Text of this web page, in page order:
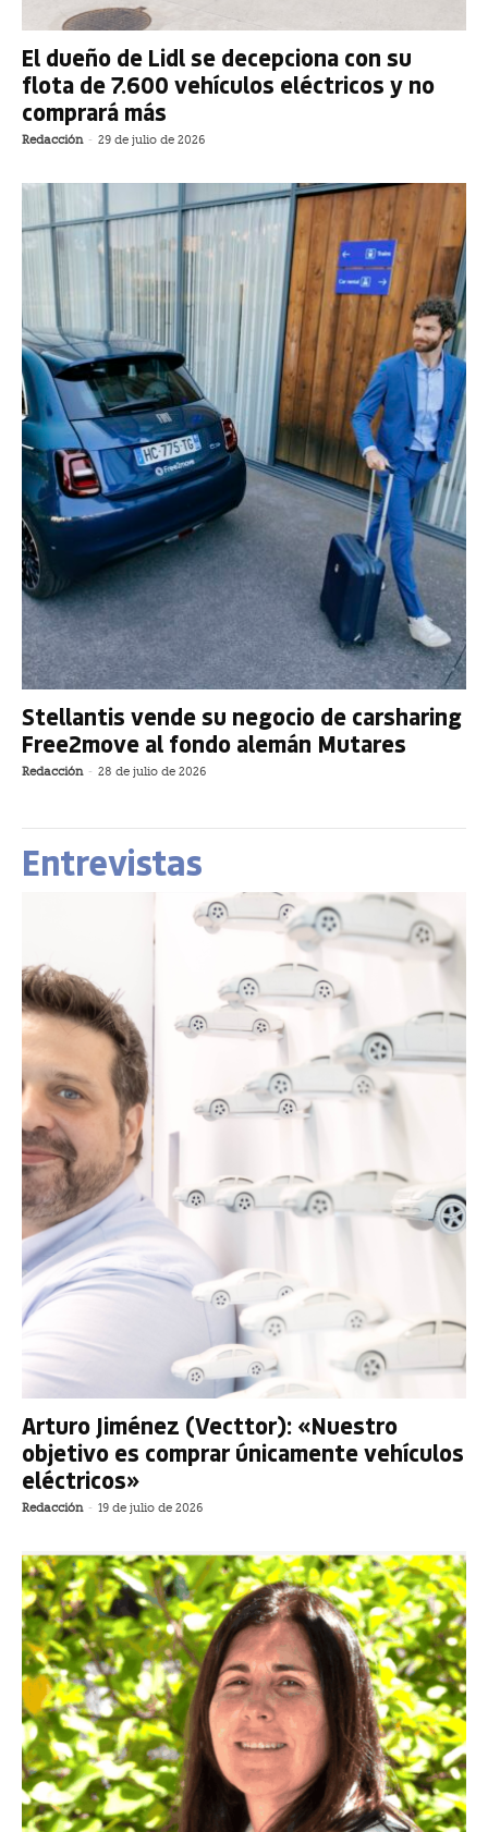
El dueño de Lidl se decepciona con su
flota de 7.600 vehículos eléctricos y no
comprará más
Redacción - 29 de julio de 2026
Stellantis vende su negocio de carsharing
Free2move al fondo alemán Mutares
Redacción - 28 de julio de 2026
Entrevistas
Arturo Jiménez (Vecttor): «Nuestro
objetivo es comprar únicamente vehículos
eléctricos»
Redacción - 19 de julio de 2026